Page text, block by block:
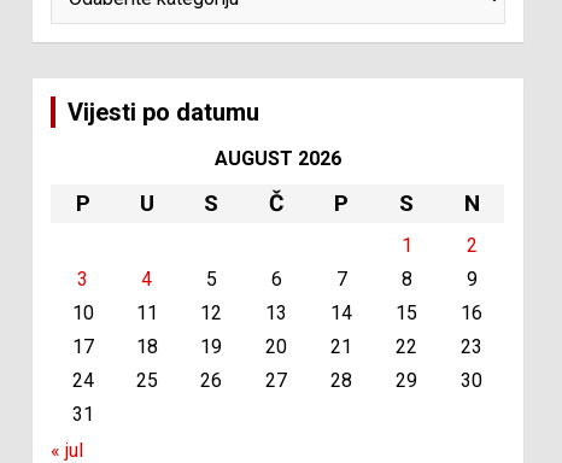
Vijesti po datumu
AUGUST 2026
P U S Č P S N
1
2
3
4 5 6 7 8
9
10
11 12 13 14 15
16
17
18 19 20 21 22
23
24
25 26 27 28 29
30
31
« jul